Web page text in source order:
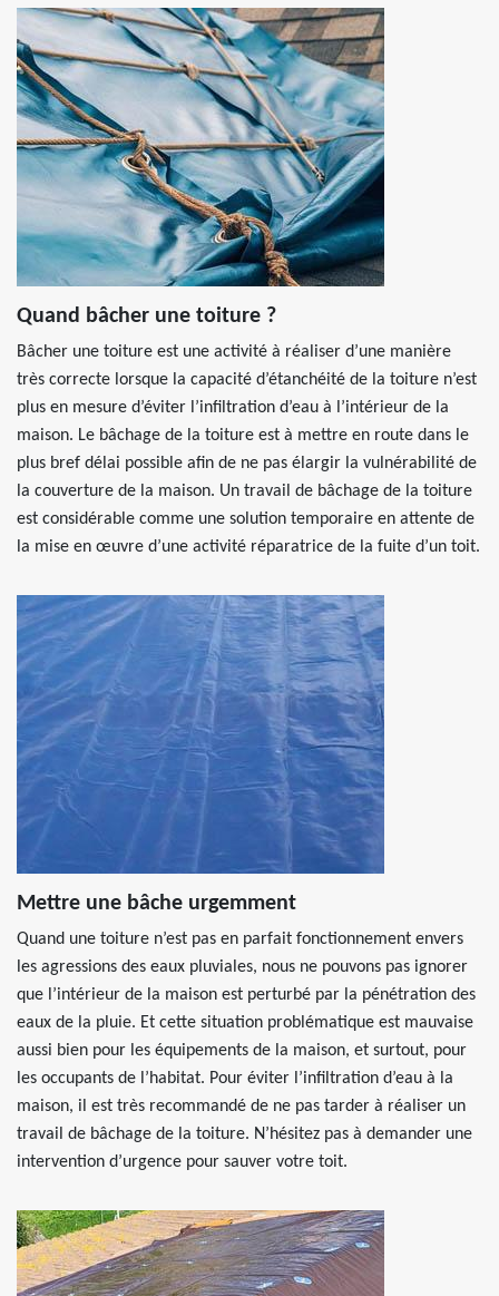
Quand bâcher une toiture ?
Bâcher une toiture est une activité à réaliser d’une manière
très correcte lorsque la capacité d’étanchéité de la toiture n’est
plus en mesure d’éviter l’infiltration d’eau à l’intérieur de la
maison. Le bâchage de la toiture est à mettre en route dans le
plus bref délai possible afin de ne pas élargir la vulnérabilité de
la couverture de la maison. Un travail de bâchage de la toiture
est considérable comme une solution temporaire en attente de
la mise en œuvre d’une activité réparatrice de la fuite d’un toit.
Mettre une bâche urgemment
Quand une toiture n’est pas en parfait fonctionnement envers
les agressions des eaux pluviales, nous ne pouvons pas ignorer
que l’intérieur de la maison est perturbé par la pénétration des
eaux de la pluie. Et cette situation problématique est mauvaise
aussi bien pour les équipements de la maison, et surtout, pour
les occupants de l’habitat. Pour éviter l’infiltration d’eau à la
maison, il est très recommandé de ne pas tarder à réaliser un
travail de bâchage de la toiture. N’hésitez pas à demander une
intervention d’urgence pour sauver votre toit.